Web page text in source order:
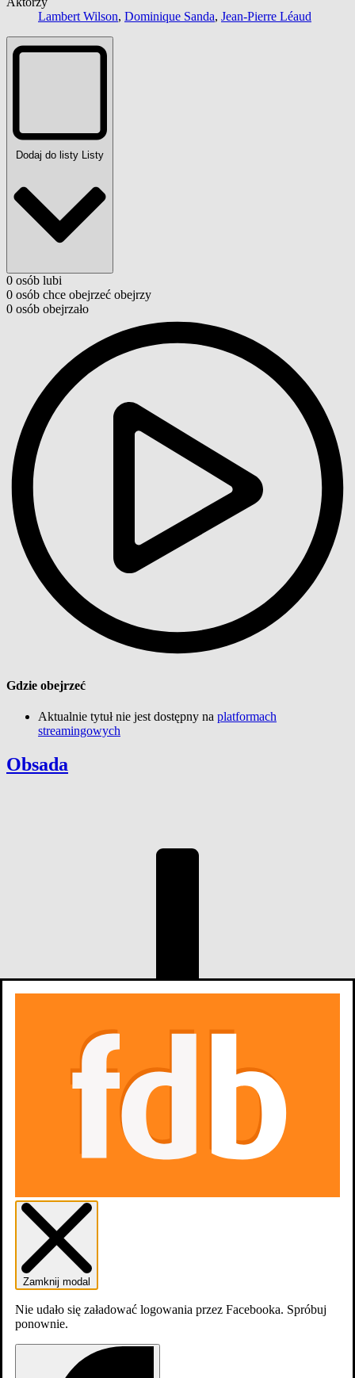
Lambert Wilson, Dominique Sanda, Jean-Pierre Léaud
Dodaj do listy Listy
0 osób lubi
0 osób chce obejrzeć obejrzy
0 osób obejrzało
Gdzie obejrzeć
Aktualnie tytuł nie jest dostępny na platformach
streamingowych
Obsada
dodaj obsadę
Zamknij modal
Nie udało się załadować logowania przez Facebooka. Spróbuj
ponownie.